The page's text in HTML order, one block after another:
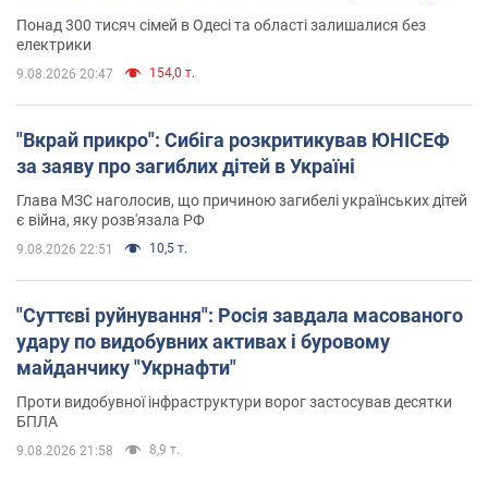
Понад 300 тисяч сімей в Одесі та області залишалися без
електрики
9.08.2026 20:47 154,0 т.
"Вкрай прикро": Сибіга розкритикував ЮНІСЕФ
за заяву про загиблих дітей в Україні
Глава МЗС наголосив, що причиною загибелі українських дітей
є війна, яку розв'язала РФ
9.08.2026 22:51 10,5 т.
"Суттєві руйнування": Росія завдала масованого
удару по видобувних активах і буровому
майданчику "Укрнафти"
Проти видобувної інфраструктури ворог застосував десятки
БПЛА
9.08.2026 21:58 8,9 т.